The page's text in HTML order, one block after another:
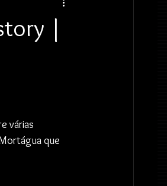
|
várias
que